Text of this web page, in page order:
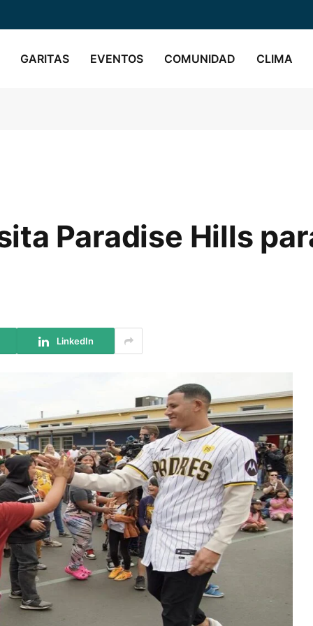
GARITAS EVENTOS COMUNIDAD CLIMA
Paradise Hills
LinkedIn